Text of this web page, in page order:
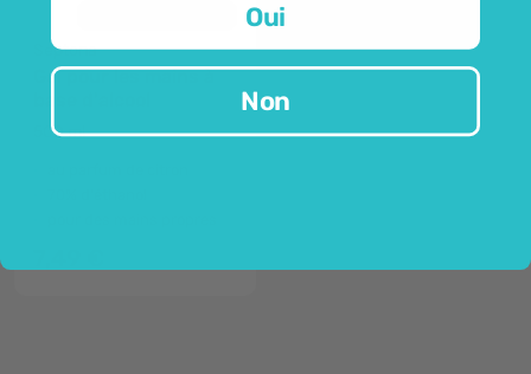
Septona
Gel pour les mains à
500 ml
Oui
Non